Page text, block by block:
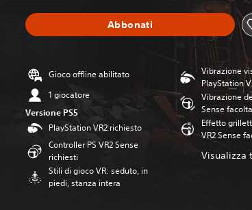
Abbonati
Gioco offline abilitato
1 giocatore
Versione PS5
PlayStation VR2 richiesto
Controller PS VR2 Sense
richiesti
Stili di gioco VR: seduto, in
piedi, stanza intera
Vibrazione
PlayStation
Vibrazione
Sense
Effetto
VR2 Sense
Visualizza